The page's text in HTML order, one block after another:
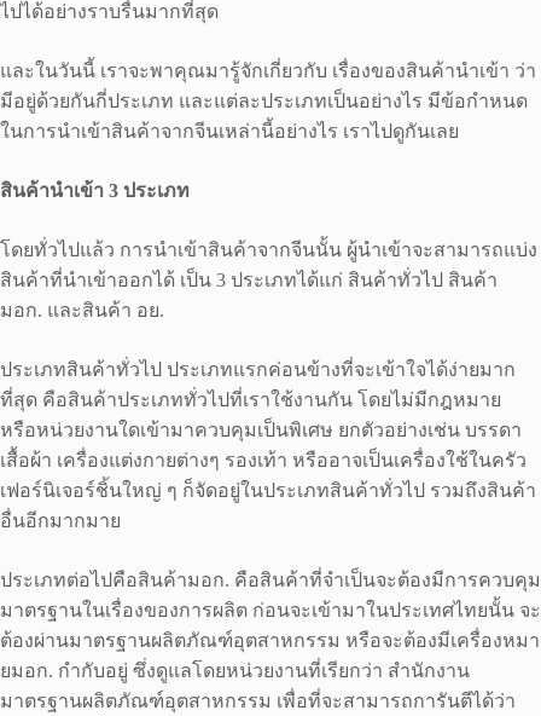
ไปได้อย่างราบรื่นมากที่สุด
และในวันนี้ เราจะพาคุณมารู้จักเกี่ยวกับ เรื่องของสินค้านำเข้า ว่า
มีอยู่ด้วยกันกี่ประเภท และแต่ละประเภทเป็นอย่างไร มีข้อกำหนด
ในการนำเข้าสินค้าจากจีนเหล่านี้อย่างไร เราไปดูกันเลย
สินค้านำเข้า 3 ประเภท
โดยทั่วไปแล้ว การนำเข้าสินค้าจากจีนนั้น ผู้นำเข้าจะสามารถแบ่ง
สินค้าที่นำเข้าออกได้ เป็น 3 ประเภทได้แก่ สินค้าทั่วไป สินค้า
มอก. และสินค้า อย.
ประเภทสินค้าทั่วไป ประเภทแรกค่อนข้างที่จะเข้าใจได้ง่ายมาก
ที่สุด คือสินค้าประเภททั่วไปที่เราใช้งานกัน โดยไม่มีกฎหมาย
หรือหน่วยงานใดเข้ามาควบคุมเป็นพิเศษ ยกตัวอย่างเช่น บรรดา
เสื้อผ้า เครื่องแต่งกายต่างๆ รองเท้า หรืออาจเป็นเครื่องใช้ในครัว
เฟอร์นิเจอร์ชิ้นใหญ่ ๆ ก็จัดอยู่ในประเภทสินค้าทั่วไป รวมถึงสินค้า
อื่นอีกมากมาย
ประเภทต่อไปคือสินค้ามอก. คือสินค้าที่จำเป็นจะต้องมีการควบคุม
มาตรฐานในเรื่องของการผลิต ก่อนจะเข้ามาในประเทศไทยนั้น จะ
ต้องผ่านมาตรฐานผลิตภัณฑ์อุตสาหกรรม หรือจะต้องมีเครื่องหมา
ยมอก. กำกับอยู่ ซึ่งดูแลโดยหน่วยงานที่เรียกว่า สำนักงาน
มาตรฐานผลิตภัณฑ์อุตสาหกรรม เพื่อที่จะสามารถการันตีได้ว่า